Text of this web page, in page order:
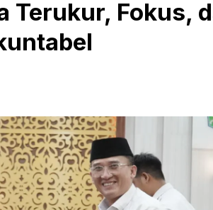
Terukur, Fokus,